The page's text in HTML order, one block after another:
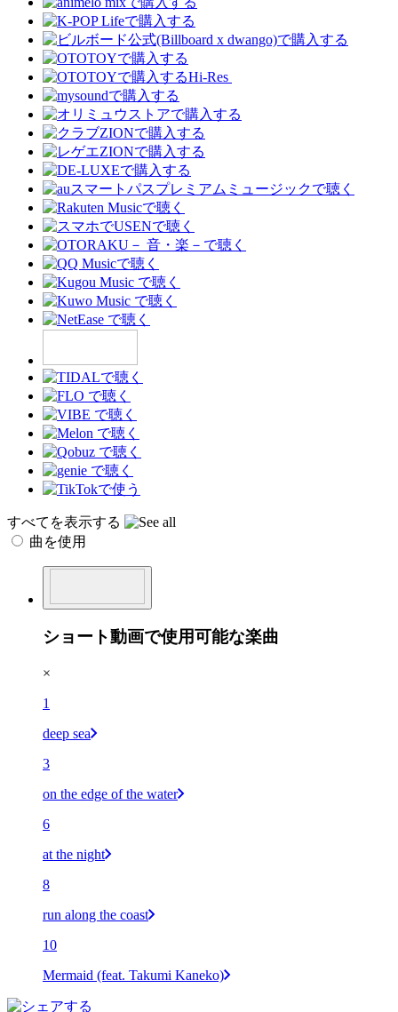
Hi-Res
すべてを表示する
曲を使用
ショート動画で使用可能な楽曲
×
1
deep sea
3
on the edge of the water
6
at the night
8
run along the coast
10
Mermaid (feat. Takumi Kaneko)